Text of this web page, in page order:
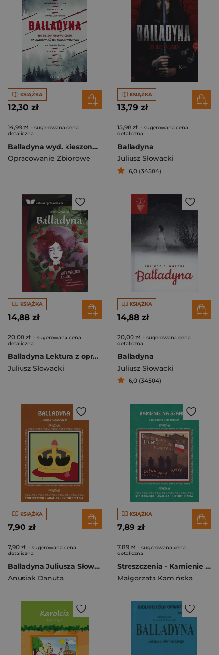
KSIĄŻKA
12,30 zł
14,99 zł - sugerowana cena
detaliczna
Balladyna wyd. kieszonkowe
Opracowanie Zbiorowe
KSIĄŻKA
13,79 zł
15,98 zł - sugerowana cena
detaliczna
Balladyna
Juliusz Słowacki
6,0 (34504)
KSIĄŻKA
14,88 zł
20,00 zł - sugerowana cena
detaliczna
Balladyna Lektura z opracowaniem
Juliusz Słowacki
KSIĄŻKA
14,88 zł
20,00 zł - sugerowana cena
detaliczna
Balladyna
Juliusz Słowacki
6,0 (34504)
KSIĄŻKA
7,90 zł
7,90 zł - sugerowana cena
detaliczna
Balladyna Juliusza Słowackiego
Anusiak Danuta
KSIĄŻKA
7,89 zł
7,89 zł - sugerowana cena
detaliczna
Streszczenia - Kamienie na szaniec w.2018 LITERAT
Małgorzata Kamińska